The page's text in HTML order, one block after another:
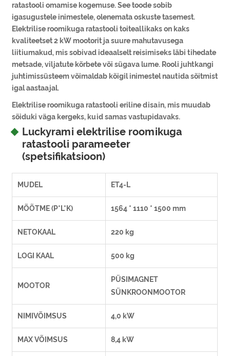
ratastooli omamise kogemuse. See toode sobib
igasugustele inimestele, olenemata oskuste tasemest.
Elektrilise roomikuga ratastooli toiteallikaks on kaks
kvaliteetset 2 kW mootorit ja suure mahutavusega
liitiumakud, mis sobivad ideaalselt reisimiseks läbi tihedate
metsade, viljatute kõrbete või sügava lume. Rooli juhtkangi
juhtimissüsteem võimaldab kõigil inimestel nautida sõitmist
igal aastaajal.
Elektrilise roomikuga ratastooli eriline disain, mis muudab
sõiduki väga kergeks, kuid samas vastupidavaks.
Luckyrami elektrilise roomikuga
ratastooli parameeter
(spetsifikatsioon)
MUDEL ET4-L
MÕÕTME (P*L*K) 1564 * 1110 * 1500 mm
NETOKAAL 220 kg
LOGI KAAL 500 kg
MOOTOR
PÜSIMAGNET
SÜNKROONMOOTOR
NIMIVÕIMSUS 4,0 kW
MAX VÕIMSUS 8,4 kW